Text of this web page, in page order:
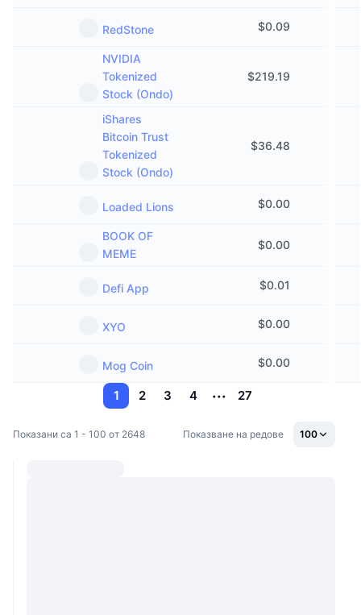
RedStone $0.09
NVIDIA
Tokenized
Stock (Ondo)
$219.19
iShares
Bitcoin Trust
Tokenized
Stock (Ondo)
$36.48
Loaded Lions $0.00
BOOK OF
MEME
$0.00
Defi App $0.01
XYO $0.00
Mog Coin $0.00
1 2 3 4 27
Показани са 1 - 100 от 2648 Показване на редове 100